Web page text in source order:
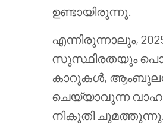
ഉണ്ടായിരുന്നു.
എന്നിരുന്നാലും,
സുസ്ഥിരതയും
കാറുകൾ,
ചെയ്യാവുന്ന
നികുതി ചുമത്തുന്നു.